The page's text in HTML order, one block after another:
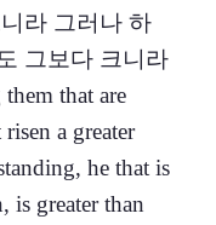
라 그러나 하
그보다 크니라
that are
a greater
he that is
is greater than